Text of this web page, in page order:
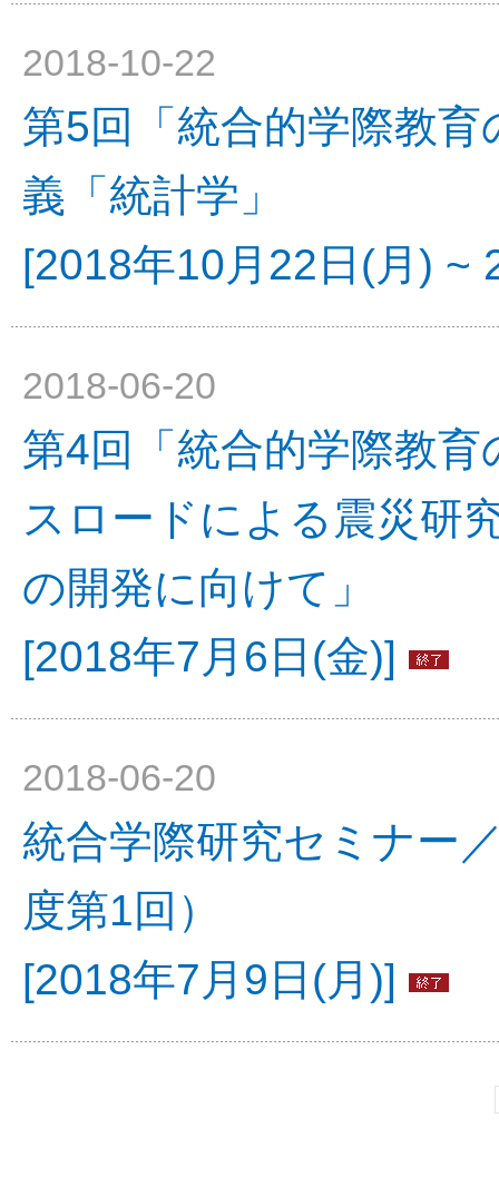
2018-10-22
第5回「統合的学際教
義「統計学」
[2018年10月22日(月) ~
2018-06-20
第4回「統合的学際教
スロードによる震災研
の開発に向けて」
[2018年7月6日(金)]
2018-06-20
統合学際研究セミナー
度第1回）
[2018年7月9日(月)]